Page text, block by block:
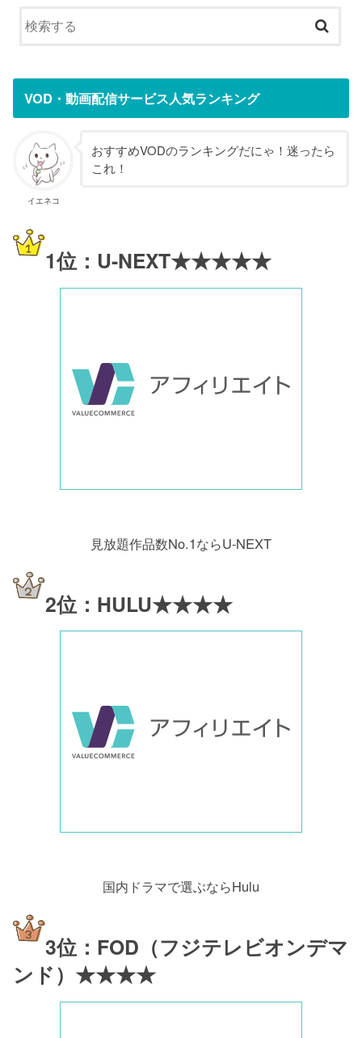
VOD・動画配信サービス人気ランキング
イエネコ
おすすめVODのランキングだにゃ！迷ったら
これ！
1位：U-NEXT★★★★★
見放題作品数No.1ならU-NEXT
2位：HULU★★★★
国内ドラマで選ぶならHulu
3位：FOD（フジテレビオンデマ
ンド）★★★★